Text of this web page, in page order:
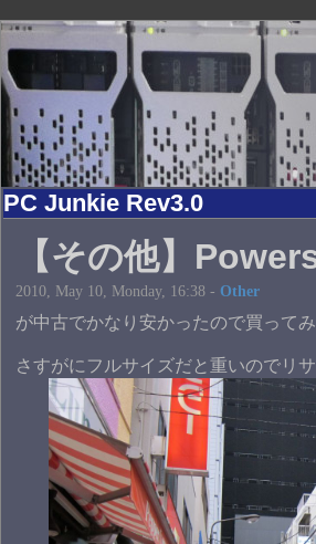
PC Junkie Rev3.0
【その他】
2010, May 10, Monday, 16:38 - Other
が中古でかなり安かったので買ってみ
さすがにフルサイズだと重いのでリ